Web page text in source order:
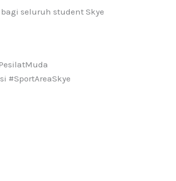
seluruh student Skye
#SportAreaSkye